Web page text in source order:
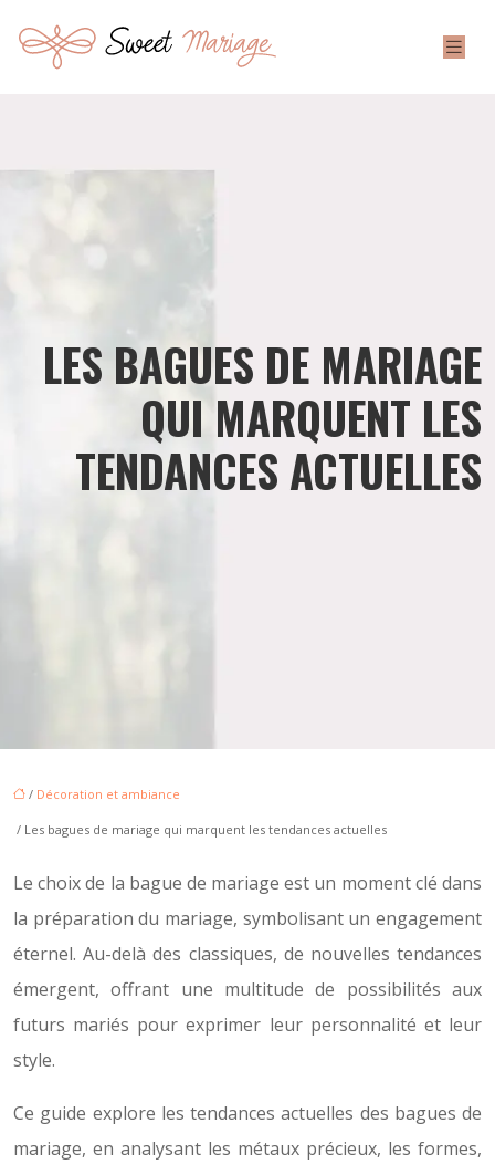
LES BAGUES DE MARIAGE
QUI MARQUENT LES
TENDANCES ACTUELLES
/ Décoration et ambiance
/ Les bagues de mariage qui marquent les tendances actuelles
Le choix de la bague de mariage est un moment clé dans
la préparation du mariage, symbolisant un engagement
éternel. Au-delà des classiques, de nouvelles tendances
émergent, offrant une multitude de possibilités aux
futurs mariés pour exprimer leur personnalité et leur
style.
Ce guide explore les tendances actuelles des bagues de
mariage, en analysant les métaux précieux, les formes,